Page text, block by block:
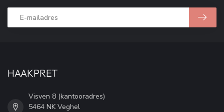
HAAKPRET
Visven 8 (kantooradres)
5464 NK Veghel